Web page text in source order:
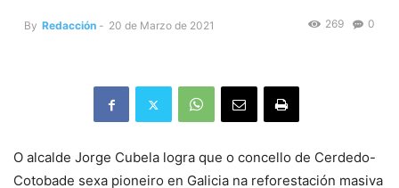
By Redacción - 20 de Marzo de 2021 0
269
O alcalde Jorge Cubela logra que o concello de Cerdedo-
Cotobade sexa pioneiro en Galicia na reforestación masiva